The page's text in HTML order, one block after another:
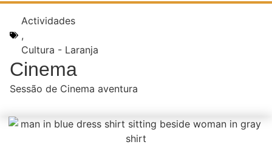
Actividades
,
Cultura - Laranja
Cinema
Sessão de Cinema aventura